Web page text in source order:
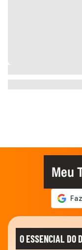
Meu
O ESSENCIAL DO